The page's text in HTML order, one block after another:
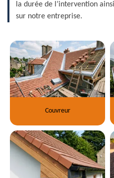
la durée de l’intervention
sur notre entreprise.
Couvreur